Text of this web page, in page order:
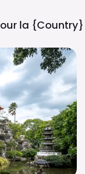
la {country}